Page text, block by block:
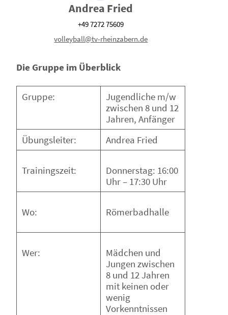
Andrea Fried
+49 7272 75609
volleyball@tv-rheinzabern.de
Die Gruppe im Überblick
Gruppe:
Jugendliche m/w
zwischen 8 und 12
Jahren, Anfänger
Übungsleiter:
Andrea Fried
Trainingszeit:
Donnerstag: 16:00
Uhr – 17:30 Uhr
Wo: Römerbadhalle
Wer:
Mädchen und
Jungen zwischen
8 und 12 Jahren
mit keinen oder
wenig
Vorkenntnissen